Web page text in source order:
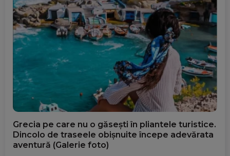
Grecia pe care nu o găsești în pliantele turistice.
Dincolo de traseele obișnuite începe adevărata
aventură (Galerie foto)